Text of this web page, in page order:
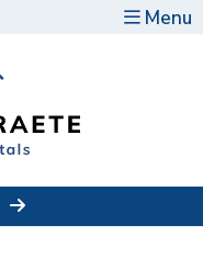
Menu